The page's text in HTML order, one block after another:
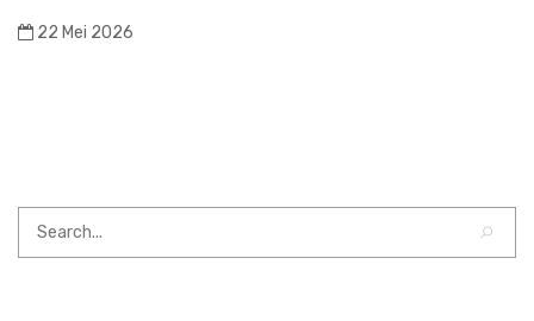
22 Mei 2026